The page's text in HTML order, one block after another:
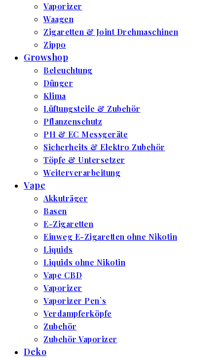
Vaporizer
Waagen
Zigaretten & Joint Drehmaschinen
Zippo
Growshop
Beleuchtung
Dünger
Klima
Lüftungsteile & Zubehör
Pflanzenschutz
PH & EC Messgeräte
Sicherheits & Elektro Zubehör
Töpfe & Untersetzer
Weiterverarbeitung
Vape
Akkuträger
Basen
E-Zigaretten
Einweg E-Zigaretten ohne Nikotin
Liquids
Liquids ohne Nikotin
Vape CBD
Vaporizer
Vaporizer Pen`s
Verdampferköpfe
Zubehör
Zubehör Vaporizer
Deko